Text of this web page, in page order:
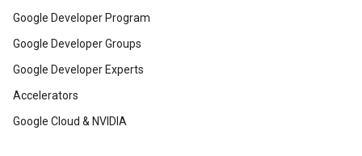
Google Developer Program
Google Developer Groups
Google Developer Experts
Accelerators
Google Cloud & NVIDIA